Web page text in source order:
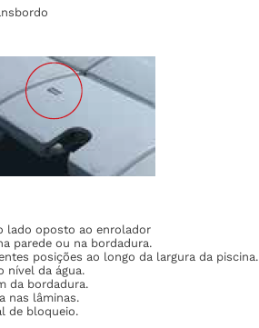
lado oposto ao enrolador
parede ou na bordadura.
posições ao longo da largura da piscina.
nível da água.
da bordadura.
nas lâminas.
de bloqueio.